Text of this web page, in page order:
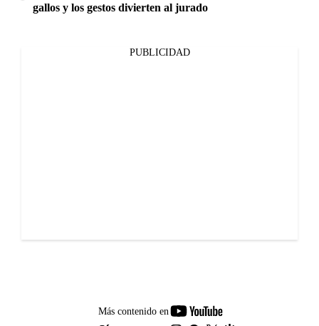
gallos y los gestos divierten al jurado
PUBLICIDAD
Más contenido en
youtube-